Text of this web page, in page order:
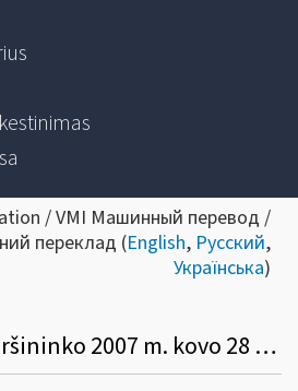
/ VMI Машинный перевод /
переклад (English, Русский,
Українська)
Dėl VMI prie FM viršininko 2007 m. kovo 28 d. Įsakymo Nr. VA-25 „Dėl baudų skyrimo ir delspinigių skaičiavimo metodikos patvirtinimo“, pakeitimo